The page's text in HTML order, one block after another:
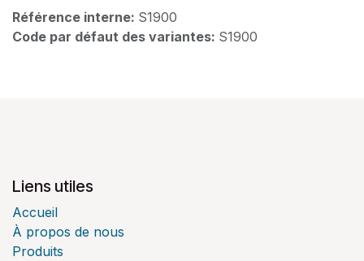
Référence interne: S1900
Code par défaut des variantes: S1900
Liens utiles
Accueil
À propos de nous
Produits